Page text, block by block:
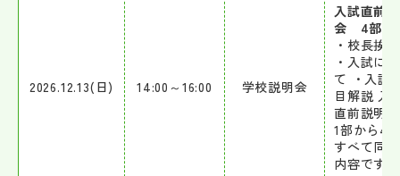
2026.12.13(日) 14:00～16:00 学校説明会
入試直前
会 4部
・校長挨拶
・入試に
て ・入試
目解説 入
直前説明
1部から4
すべて同
内容です。